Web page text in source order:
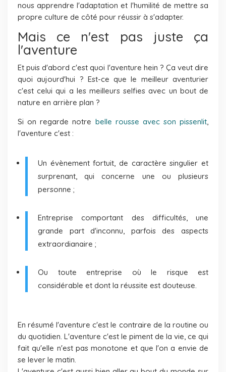
nous apprendre l'adaptation et l'humilité de mettre sa
propre culture de côté pour réussir à s'adapter.
Mais ce n'est pas juste ça
l'aventure
Et puis d'abord c'est quoi l'aventure hein ? Ça veut dire
quoi aujourd'hui ? Est-ce que le meilleur aventurier
c'est celui qui a les meilleurs selfies avec un bout de
nature en arrière plan ?
Si on regarde notre belle rousse avec son pissenlit,
l'aventure c'est :
Un évènement fortuit, de caractère singulier et
surprenant, qui concerne une ou plusieurs
personne ;
Entreprise comportant des difficultés, une
grande part d'inconnu, parfois des aspects
extraordianaire ;
Ou toute entreprise où le risque est
considérable et dont la réussite est douteuse.
En résumé l'aventure c'est le contraire de la routine ou
du quotidien. L'aventure c'est le piment de la vie, ce qui
fait qu'elle n'est pas monotone et que l'on a envie de
se lever le matin.